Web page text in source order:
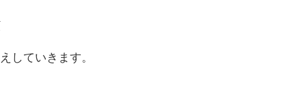
していきます。